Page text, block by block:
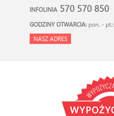
INFOLINIA 570 570 850
GODZINY OTWARCIA: pon. - pt.:
NASZ ADRES